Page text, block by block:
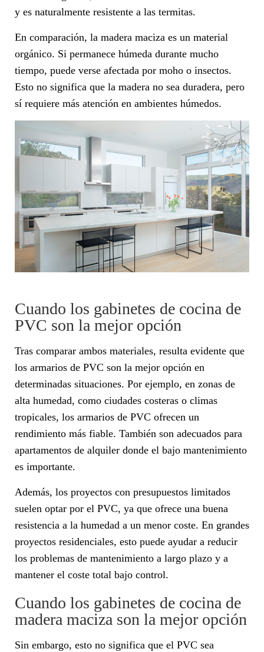
y es naturalmente resistente a las termitas.
En comparación, la madera maciza es un material
orgánico. Si permanece húmeda durante mucho
tiempo, puede verse afectada por moho o insectos.
Esto no significa que la madera no sea duradera, pero
sí requiere más atención en ambientes húmedos.
Cuando los gabinetes de cocina de
PVC son la mejor opción
Tras comparar ambos materiales, resulta evidente que
los armarios de PVC son la mejor opción en
determinadas situaciones. Por ejemplo, en zonas de
alta humedad, como ciudades costeras o climas
tropicales, los armarios de PVC ofrecen un
rendimiento más fiable. También son adecuados para
apartamentos de alquiler donde el bajo mantenimiento
es importante.
Además, los proyectos con presupuestos limitados
suelen optar por el PVC, ya que ofrece una buena
resistencia a la humedad a un menor coste. En grandes
proyectos residenciales, esto puede ayudar a reducir
los problemas de mantenimiento a largo plazo y a
mantener el coste total bajo control.
Cuando los gabinetes de cocina de
madera maciza son la mejor opción
Sin embargo, esto no significa que el PVC sea